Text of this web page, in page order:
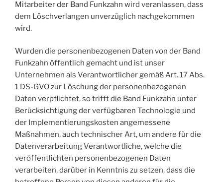
Mitarbeiter der Band Funkzahn wird veranlassen, dass
dem Löschverlangen unverzüglich nachgekommen
wird.
Wurden die personenbezogenen Daten von der Band
Funkzahn öffentlich gemacht und ist unser
Unternehmen als Verantwortlicher gemäß Art. 17 Abs.
1 DS-GVO zur Löschung der personenbezogenen
Daten verpflichtet, so trifft die Band Funkzahn unter
Berücksichtigung der verfügbaren Technologie und
der Implementierungskosten angemessene
Maßnahmen, auch technischer Art, um andere für die
Datenverarbeitung Verantwortliche, welche die
veröffentlichten personenbezogenen Daten
verarbeiten, darüber in Kenntnis zu setzen, dass die